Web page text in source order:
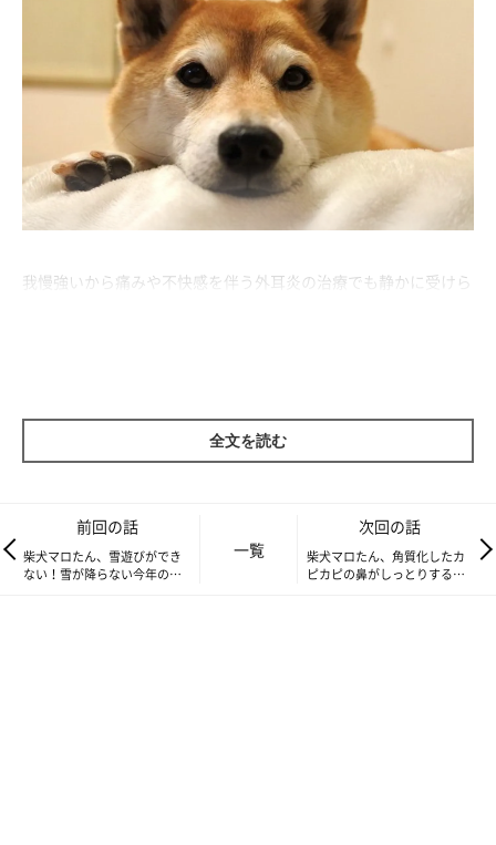
我慢強いから痛みや不快感を伴う外耳炎の治療でも静かに受けら
全文を読む
前回の話
柴犬マロたん、雪遊びができ
ない！雪が降らない今年の冬
一覧
次回の話
柴犬マロたん、角質化したカ
ピカピの鼻がしっとりするバ